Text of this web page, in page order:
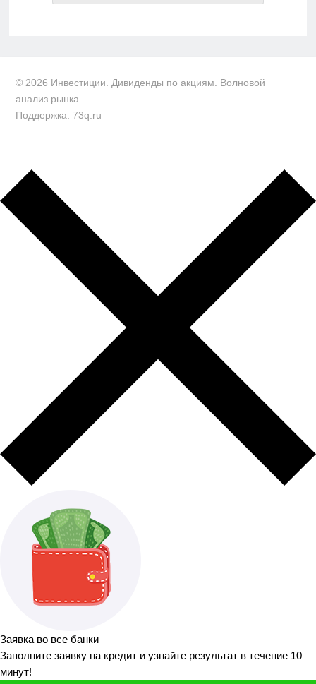
© 2026 Инвестиции. Дивиденды по акциям. Волновой
анализ рынка
Поддержка: 73q.ru
Заявка во все банки
Заполните заявку на кредит и узнайте результат в течение 10
минут!